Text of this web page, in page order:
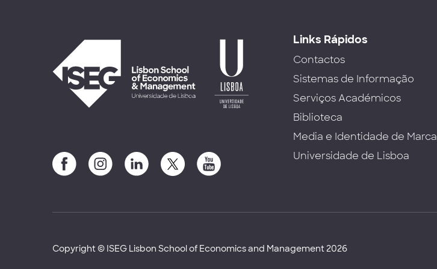
Links Rápidos
Contactos
Sistemas de Informação
Serviços Académicos
Biblioteca
Media e Identidade de Marca
Universidade de Lisboa
Copyright © ISEG Lisbon School of Economics and Management 2026